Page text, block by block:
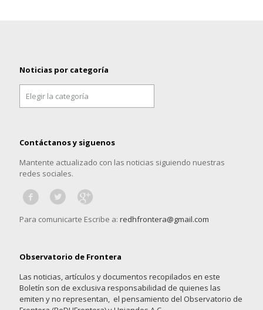
Noticias por categoría
por
categoría
Contáctanos y siguenos
Mantente actualizado con las noticias siguiendo nuestras
redes sociales.
Para comunicarte Escribe a: redhfrontera@gmail.com
Observatorio de Frontera
Las noticias, artículos y documentos recopilados en este
Boletín son de exclusiva responsabilidad de quienes las
emiten y no representan, el pensamiento del Observatorio de